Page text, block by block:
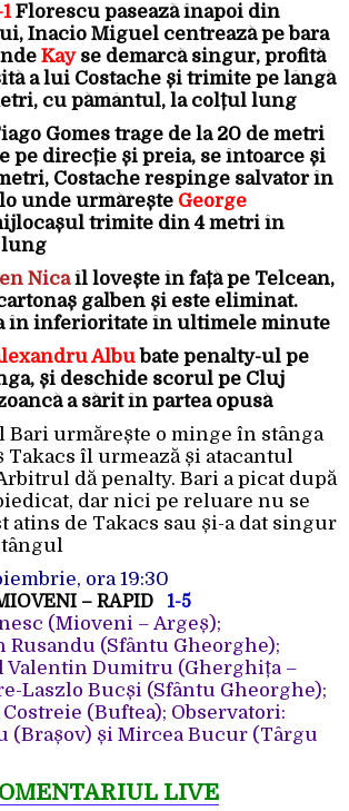
Florescu pasează înapoi din
Inacio Miguel centrează pe bara
Kayse demarcă singur, profită
a lui Costache și trimite pe lângă
cu pământul, la colțul lung
Gomes trage de la 20 de metri
pe direcție și preia, se întoarce și
Costache respinge salvator în
unde urmărește George
trimite din 4 metri în
lung
Nicaîl lovește în față pe Telcean,
galben și este eliminat.
în inferioritate în ultimele minute
Albu bate penalty-ul pe
și deschide scorul pe Cluj
a sărit în partea opusă
Bari urmărește o minge în stânga
Takacs îl urmează și atacantul
dă penalty. Bari a picat după
dar nici pe reluare nu se
atins de Takacs sau și-a dat singur
ora 19:30
– RAPID 1-5
(Mioveni – Argeș);
(Sfântu Gheorghe);
Valentin Dumitru (Gherghița –
Laszlo Bucși (Sfântu Gheorghe);
(Buftea); Observatori:
(Brașov) și Mircea Bucur (Târgu
LIVE